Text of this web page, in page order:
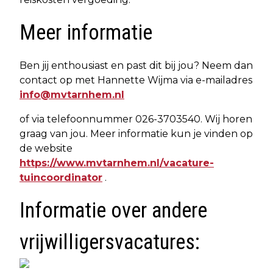
Meer informatie
Ben jij enthousiast en past dit bij jou? Neem dan
contact op met Hannette Wijma via e-mailadres
info@mvtarnhem.nl
of via telefoonnummer 026-3703540. Wij horen
graag van jou. Meer informatie kun je vinden op
de website
https://www.mvtarnhem.nl/vacature-
tuincoordinator .
Informatie over andere
vrijwilligersvacatures: